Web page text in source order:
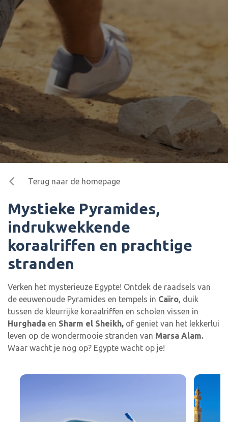
Terug naar de homepage
Mystieke Pyramides,
indrukwekkende
koraalriffen en prachtige
stranden
Verken het mysterieuze Egypte! Ontdek de raadsels van
de eeuwenoude Pyramides en tempels in Caïro, duik
tussen de kleurrijke koraalriffen en scholen vissen in
Hurghada en Sharm el Sheikh, of geniet van het lekkerlui
leven op de wondermooie stranden van Marsa Alam.
Waar wacht je nog op? Egypte wacht op je!